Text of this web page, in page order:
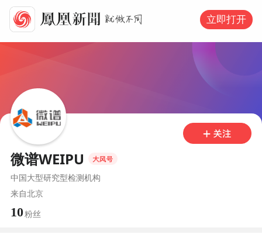
立即打开
微谱WEIPU
中国大型研究型检测机构
来自北京
10粉丝